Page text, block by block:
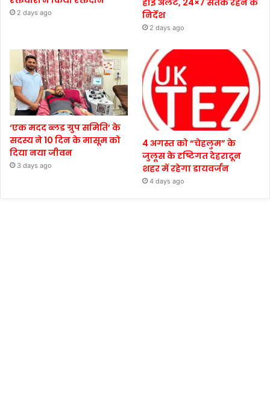
2 days ago
हाई अलर्ट, 24×7 सतर्क रहने के
निर्देश
2 days ago
‘एक मदद ब्लड ग्रुप समिति’ के
सदस्य ने 10 दिन के मासूम को
दिया नया जीवन
3 days ago
4 अगस्त को “चेहलुम” के
जुलूस के दृष्टिगत देहरादून
शहर में रहेगा डायवर्जन
4 days ago